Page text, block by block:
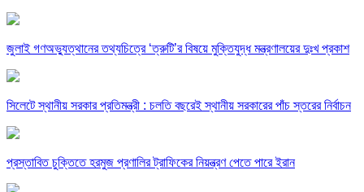
জুলাই গণঅভ্যুত্থানের তথ্যচিত্রে ‘ত্রুটি’র বিষয়ে মুক্তিযুদ্ধ মন্ত্রণালয়ের দুঃখ প্রকাশ
সিলেটে স্থানীয় সরকার প্রতিমন্ত্রী : চলতি বছরেই স্থানীয় সরকারের পাঁচ স্তরের নির্বাচন
প্রস্তাবিত চুক্তিতে হরমুজ প্রণালির ট্রাফিকের নিয়ন্ত্রণ পেতে পারে ইরান